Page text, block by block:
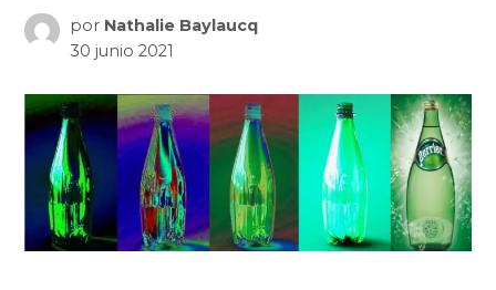
por Nathalie Baylaucq
30 junio 2021